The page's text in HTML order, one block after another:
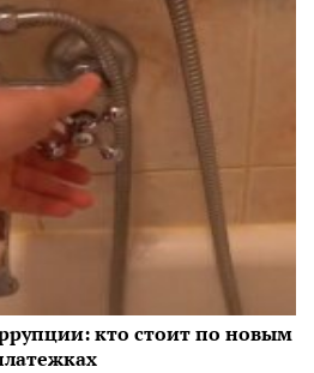
кто стоит по новым